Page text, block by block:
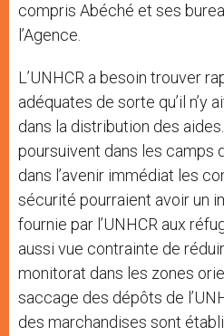
compris Abéché et ses
l’Agence.
L’UNHCR a besoin trouver
adéquates de sorte qu’il n’y
dans la distribution des
poursuivent dans les camps
dans l’avenir immédiat les
sécurité pourraient avoir un
fournie par l’UNHCR aux
aussi vue contrainte de
monitorat dans les zones
saccage des dépôts de
des marchandises sont